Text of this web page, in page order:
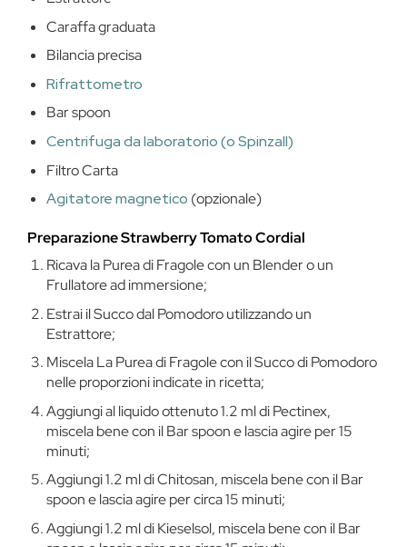
Caraffa graduata
Bilancia precisa
Rifrattometro
Bar spoon
Centrifuga da laboratorio (o Spinzall)
Filtro Carta
Agitatore magnetico (opzionale)
Preparazione Strawberry Tomato Cordial
Ricava la Purea di Fragole con un Blender o un
Frullatore ad immersione;
Estrai il Succo dal Pomodoro utilizzando un
Estrattore;
Miscela La Purea di Fragole con il Succo di Pomodoro
nelle proporzioni indicate in ricetta;
Aggiungi al liquido ottenuto 1.2 ml di Pectinex,
miscela bene con il Bar spoon e lascia agire per 15
minuti;
Aggiungi 1.2 ml di Chitosan, miscela bene con il Bar
spoon e lascia agire per circa 15 minuti;
Aggiungi 1.2 ml di Kieselsol, miscela bene con il Bar